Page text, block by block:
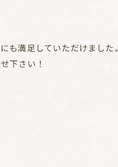
も満足していただけました。
下さい！